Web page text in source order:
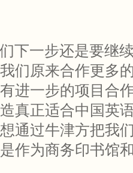
们下一步还是要继
们原来合作更多
进一步的项目合
真正适合中国英
通过牛津方把我
作为商务印书馆